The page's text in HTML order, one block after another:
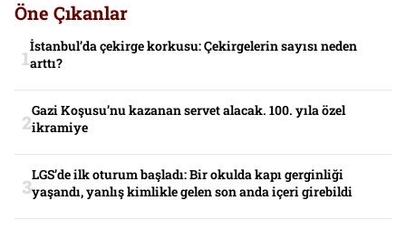
Öne Çıkanlar
İstanbul’da çekirge korkusu: Çekirgelerin sayısı neden
arttı?
Gazi Koşusu’nu kazanan servet alacak. 100. yıla özel
ikramiye
LGS’de ilk oturum başladı: Bir okulda kapı gerginliği
yaşandı, yanlış kimlikle gelen son anda içeri girebildi